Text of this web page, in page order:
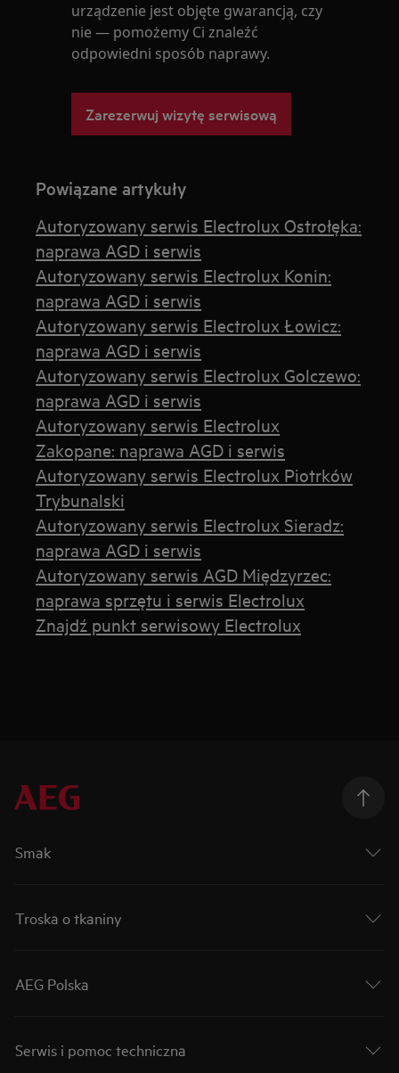
urządzenie jest objęte gwarancją, czy
nie — pomożemy Ci znaleźć
odpowiedni sposób naprawy.
Zarezerwuj wizytę serwisową
Powiązane artykuły
Autoryzowany serwis Electrolux Ostrołęka:
naprawa AGD i serwis
Autoryzowany serwis Electrolux Konin:
naprawa AGD i serwis
Autoryzowany serwis Electrolux Łowicz:
naprawa AGD i serwis
Autoryzowany serwis Electrolux Golczewo:
naprawa AGD i serwis
Autoryzowany serwis Electrolux
Zakopane: naprawa AGD i serwis
Autoryzowany serwis Electrolux Piotrków
Trybunalski
Autoryzowany serwis Electrolux Sieradz:
naprawa AGD i serwis
Autoryzowany serwis AGD Międzyrzec:
naprawa sprzętu i serwis Electrolux
Znajdź punkt serwisowy Electrolux
Smak
Troska o tkaniny
AEG Polska
Serwis i pomoc techniczna